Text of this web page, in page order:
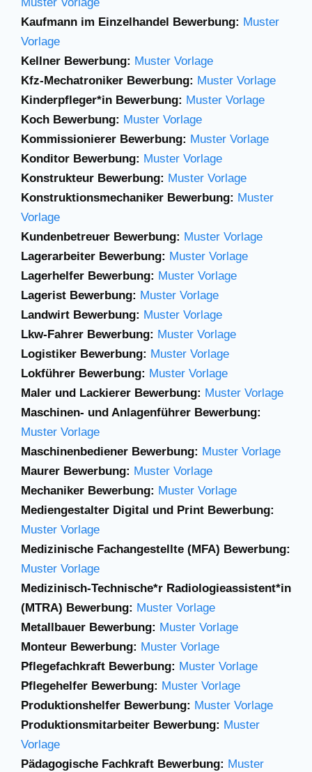
Muster Vorlage
Kaufmann im Einzelhandel Bewerbung: Muster
Vorlage
Kellner Bewerbung: Muster Vorlage
Kfz-Mechatroniker Bewerbung: Muster Vorlage
Kinderpfleger*in Bewerbung: Muster Vorlage
Koch Bewerbung: Muster Vorlage
Kommissionierer Bewerbung: Muster Vorlage
Konditor Bewerbung: Muster Vorlage
Konstrukteur Bewerbung: Muster Vorlage
Konstruktionsmechaniker Bewerbung: Muster
Vorlage
Kundenbetreuer Bewerbung: Muster Vorlage
Lagerarbeiter Bewerbung: Muster Vorlage
Lagerhelfer Bewerbung: Muster Vorlage
Lagerist Bewerbung: Muster Vorlage
Landwirt Bewerbung: Muster Vorlage
Lkw-Fahrer Bewerbung: Muster Vorlage
Logistiker Bewerbung: Muster Vorlage
Lokführer Bewerbung: Muster Vorlage
Maler und Lackierer Bewerbung: Muster Vorlage
Maschinen- und Anlagenführer Bewerbung:
Muster Vorlage
Maschinenbediener Bewerbung: Muster Vorlage
Maurer Bewerbung: Muster Vorlage
Mechaniker Bewerbung: Muster Vorlage
Mediengestalter Digital und Print Bewerbung:
Muster Vorlage
Medizinische Fachangestellte (MFA) Bewerbung:
Muster Vorlage
Medizinisch-Technische*r Radiologieassistent*in
(MTRA) Bewerbung: Muster Vorlage
Metallbauer Bewerbung: Muster Vorlage
Monteur Bewerbung: Muster Vorlage
Pflegefachkraft Bewerbung: Muster Vorlage
Pflegehelfer Bewerbung: Muster Vorlage
Produktionshelfer Bewerbung: Muster Vorlage
Produktionsmitarbeiter Bewerbung: Muster
Vorlage
Pädagogische Fachkraft Bewerbung: Muster